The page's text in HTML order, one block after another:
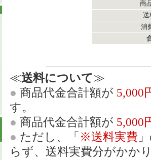
商
送
消
≪送料について≫
● 商品代金合計額が 5,000
す。
● 商品代金合計額が 5,000
● ただし、「 ※送料実費
らず、送料実費分がかか